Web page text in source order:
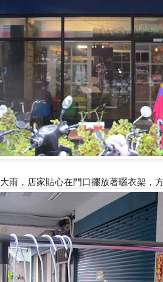
雨，店家貼心在門口擺放著曬衣架，